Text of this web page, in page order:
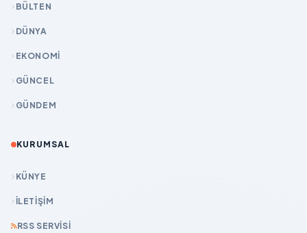
BÜLTEN
DÜNYA
EKONOMİ
GÜNCEL
GÜNDEM
KURUMSAL
KÜNYE
İLETIŞIM
RSS SERVISI